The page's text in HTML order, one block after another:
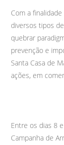
Com a
diversos tipos
quebrar
prevenção e
Santa Casa de
ações, em
Entre os dias 8
Campanha de